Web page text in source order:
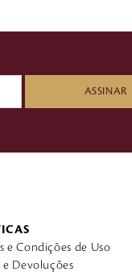
ASSINAR
e Condições de Uso
e Devoluções